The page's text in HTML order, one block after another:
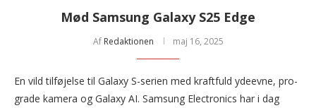
Mød Samsung Galaxy S25 Edge
Af Redaktionen maj 16, 2025
En vild tilføjelse til Galaxy S-serien med kraftfuld ydeevne, pro-
grade kamera og Galaxy AI. Samsung Electronics har i dag